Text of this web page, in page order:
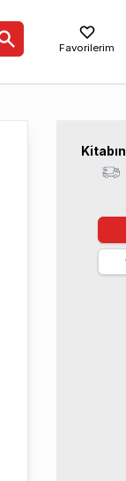
Favorilerim
Kitabın